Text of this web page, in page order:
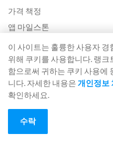
가격 책정
앱 마일스톤
헬프데스크
언어
English (English)
Deutsch (German)
이 사이트는 훌륭한 사용자 경
위해 쿠키를 사용합니다. 랭크
함으로써 귀하는 쿠키 사용에
니다. 자세한 내용은 개인정보
확인하세요.
수락